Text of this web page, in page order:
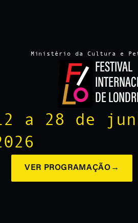
Ministério da Cultura e
FESTIVAL
DE
a 28 de
VER PROGRAMAÇÃO →